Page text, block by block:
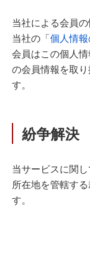
当社による会員
当社の「 個人情
会員はこの個人
の会員情報を取
す。
紛争解決
当サービスに関
所在地を管轄す
す。